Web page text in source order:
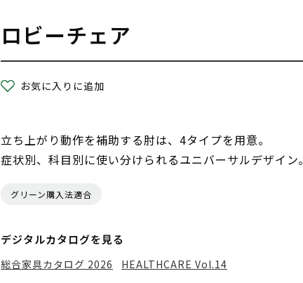
ロビーチェア
お気に入りに追加
立ち上がり動作を補助する肘は、4タイプを用意。
症状別、科目別に使い分けられるユニバーサルデザイン。
グリーン購入法適合
デジタルカタログを見る
総合家具カタログ 2026 HEALTHCARE Vol.14